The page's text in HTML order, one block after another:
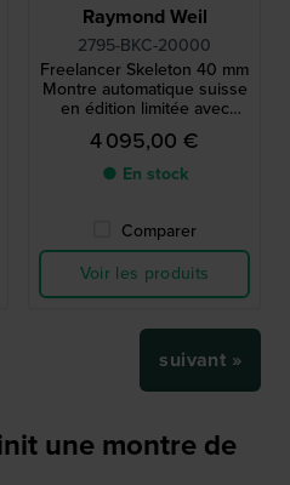
Raymond Weil
2795-BKC-20000
Freelancer Skeleton 40 mm
Montre automatique suisse
en édition limitée avec
cadran squelette
4 095,00 €
● En stock
Comparer
Voir les produits
suivant »
une montre de